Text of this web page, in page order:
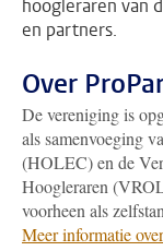
hoogleraren van
en partners.
Over
De vereniging is
als samenvoeging
(HOLEC) en de
Hoogleraren
voorheen als
Meer informatie